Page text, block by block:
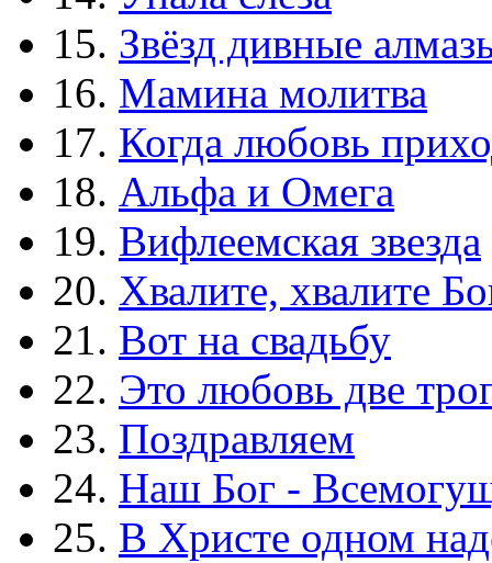
15. Звёзд дивные
16. Мамина молитва
17. Когда любовь
18. Альфа и Омега
19. Вифлеемская звезда
20. Хвалите, хвалите
21. Вот на свадьбу
22. Это любовь две
23. Поздравляем
24. Наш Бог -
25. В Христе одном